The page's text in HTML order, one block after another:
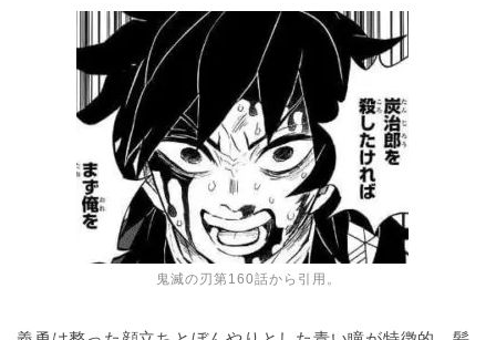
鬼滅の刃第160話から引用。